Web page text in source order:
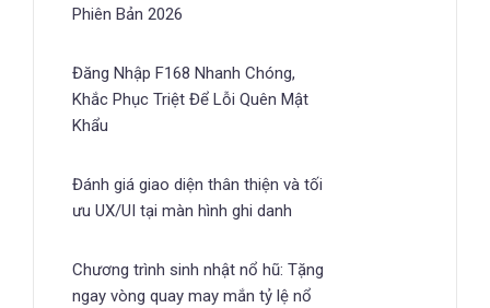
Phiên Bản 2026
Đăng Nhập F168 Nhanh Chóng,
Khắc Phục Triệt Để Lỗi Quên Mật
Khẩu
Đánh giá giao diện thân thiện và tối
ưu UX/UI tại màn hình ghi danh
Chương trình sinh nhật nổ hũ: Tặng
ngay vòng quay may mắn tỷ lệ nổ